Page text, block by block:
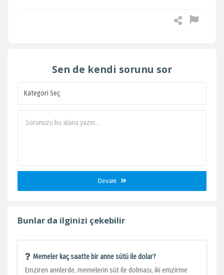
Sen de kendi sorunu sor
Devam
Bunlar da ilginizi çekebilir
Memeler kaç saatte bir anne sütü ile dolar?
Emziren annlerde, memelerin süt ile dolması, iki emzirme